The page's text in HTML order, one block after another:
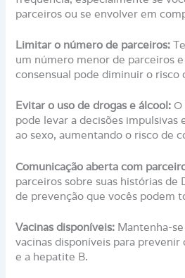
parceiros ou se envolver em
Limitar o número de parceiros:
um número menor de parceiros
consensual pode diminuir o risco
Evitar o uso de drogas e álcool:
pode levar a decisões impulsivas
ao sexo, aumentando o risco de
Comunicação aberta com
parceiros sobre suas histórias de
de prevenção que vocês podem
Vacinas disponíveis: Mantenha-
vacinas disponíveis para prevenir
e a hepatite B.